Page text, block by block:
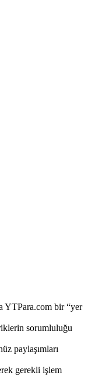
YTPara.com bir “yer
sorumluluğu
paylaşımları
gerekli işlem